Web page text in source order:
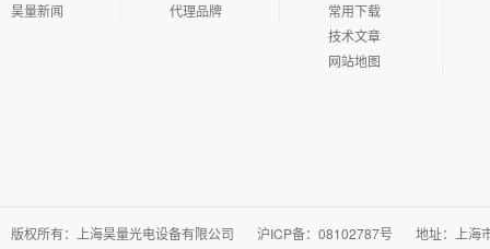
昊量新闻
代理品牌
常用下载
技术文章
网站地图
版权所有：上海昊量光电设备有限公司 沪ICP备：08102787号 地址：上海